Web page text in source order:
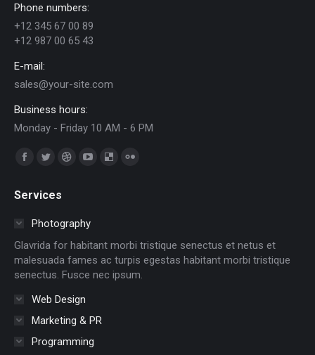
Phone numbers:
+12 345 67 00 89
+12 987 00 65 43
E-mail:
sales@your-site.com
Business hours:
Monday - Friday 10 AM - 6 PM
Trouvez nous sur :
Facebook
opens
window
Twitter
opens
in
window
Dribble
in
window
YouTube
in
window
Delicious
windowwindow
Services
Photography
Glavrida for habitant morbi tristique senectus et netus et
malesuada fames ac turpis egestas habitant morbi tristique
senectus. Fusce nec ipsum.
Web Design
Marketing & PR
Programming